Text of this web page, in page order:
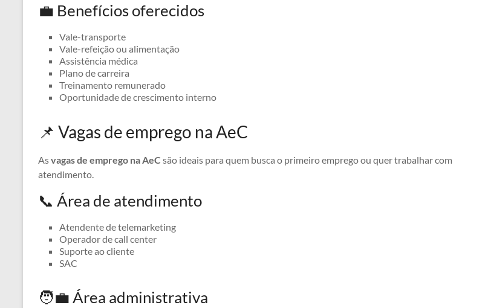
💼 Benefícios oferecidos
Vale-transporte
Vale-refeição ou alimentação
Assistência médica
Plano de carreira
Treinamento remunerado
Oportunidade de crescimento interno
📌 Vagas de emprego na AeC
Asvagas de emprego na AeC são ideais para quem busca o primeiro emprego ou quer trabalhar com
atendimento.
📞 Área de atendimento
Atendente de telemarketing
Operador de call center
Suporte ao cliente
SAC
🧑‍💼 Área administrativa